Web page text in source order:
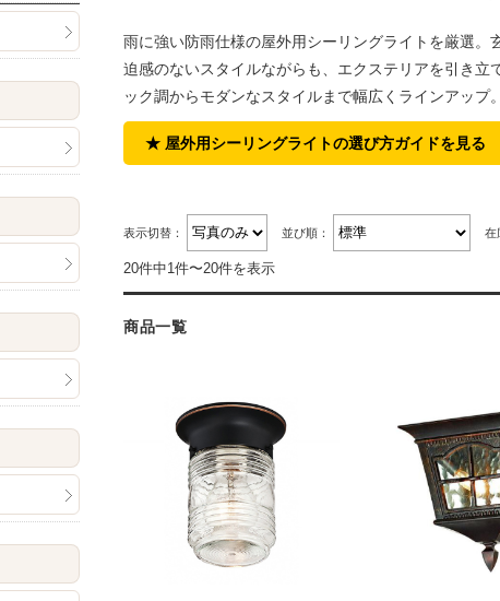
雨に強い防雨仕様の屋外用シーリングライトを厳選
迫感のないスタイルながらも、エクステリアを引き
ック調からモダンなスタイルまで幅広くラインアップ
★ 屋外用シーリングライトの選び方ガイドを見る
表示切替： 並び順： 在
20件中1件〜20件を表示
商品一覧